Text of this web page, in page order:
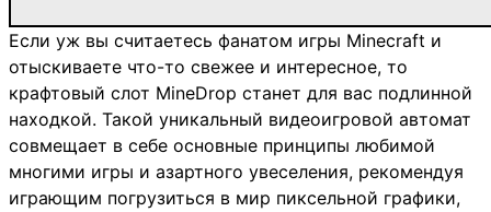
Если уж вы считаетесь фанатом игры Minecraft и
отыскиваете что-то свежее и интересное, то
крафтовый слот MineDrop станет для вас подлинной
находкой. Такой уникальный видеоигровой автомат
совмещает в себе основные принципы любимой
многими игры и азартного увеселения, рекомендуя
играющим погрузиться в мир пиксельной графики,